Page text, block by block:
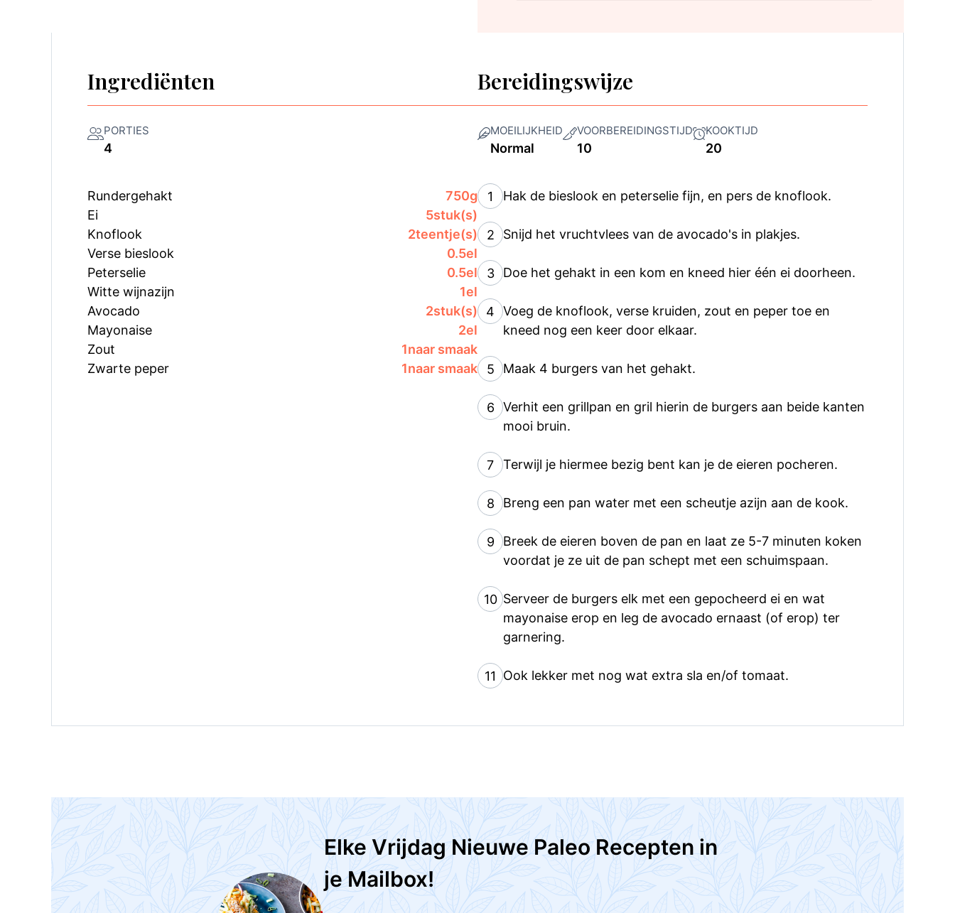
Ingrediënten
PORTIES
4
Rundergehakt 750g
Ei
5stuk(s)
Knoflook
2teentje(s)
Verse bieslook
0.5el
Peterselie
0.5el
Witte wijnazijn
1el
Avocado
2stuk(s)
Mayonaise
2el
Zout
1naar smaak
Zwarte peper
1naar smaak
Bereidingswijze
MOEILIJKHEID
Normal
VOORBEREIDINGSTIJD
10
KOOKTIJD
20
1 Hak de bieslook en peterselie fijn, en pers de knoflook.
2 Snijd het vruchtvlees van de avocado's in plakjes.
3 Doe het gehakt in een kom en kneed hier één ei doorheen.
4
Voeg de knoflook, verse kruiden, zout en peper toe en
kneed nog een keer door elkaar.
5 Maak 4 burgers van het gehakt.
6
Verhit een grillpan en gril hierin de burgers aan beide kanten
mooi bruin.
7 Terwijl je hiermee bezig bent kan je de eieren pocheren.
8 Breng een pan water met een scheutje azijn aan de kook.
9
Breek de eieren boven de pan en laat ze 5-7 minuten koken
voordat je ze uit de pan schept met een schuimspaan.
10 Serveer de burgers elk met een gepocheerd ei en wat
mayonaise erop en leg de avocado ernaast (of erop) ter
garnering.
11 Ook lekker met nog wat extra sla en/of tomaat.
Elke Vrijdag Nieuwe Paleo Recepten in
je Mailbox!